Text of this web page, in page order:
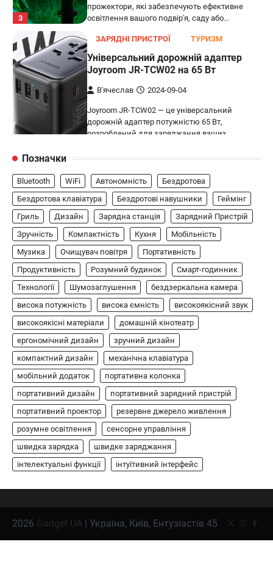
3
прожектори, які забезпечують ефективне
освітлення вашого подвір'я, саду або…
ЗАРЯДНІ ПРИСТРОЇ ТУРИЗМ
Універсальний дорожній адаптер
Joyroom JR-TCW02 на 65 Вт
В'ячеслав 2024-09-04
Joyroom JR-TCW02 — це універсальний
дорожній адаптер потужністю 65 Вт,
розроблений для заряджання ваших
5
Бездротовий контролер 8BitDo Lite
SE 2.4G для Xbox
В'ячеслав 2024-09-03
8BitDo Lite SE 2.4G — це компактний
бездротовий контролер, розроблений
спеціально для Xbox. Завдяки своєму…
1
АУДІО КОЛОНКИ
Бездротова колонка LG XBOOM Go
XG2T
В'ячеслав 2024-09-07
LG XBOOM Go XG2T — це компактна
бездротова колонка, яка поєднує в собі
потужний звук…
2
ЗАРЯДНІ ПРИСТРОЇ
Портативна зарядна станція Yoshino
Power B330 SST
В'ячеслав 2024-09-06
Yoshino Power B330 SST — це
станція з твердотільною батареєю (SST) та…
Розумні сонячні прожектори AiDot
Linkind
Позначки
Bluetooth WiFi Автономність
Бездротова
Бездротова клавіатура
Бездротові навушники
Геймінг
Гриль
Дизайн Зарядна станція
Зарядний Пристрій
Зручність
Компактність Кухня
Мобільність
Музика
Очищувач повітря
Портативність
Продуктивність
Розумний будинок
Смарт-годинник
Технології
Шумозаглушення
бездзеркальна камера
висока потужність
висока ємність
високоякісний звук
високоякісні матеріали
домашній кінотеатр
ергономічний дизайн
зручний дизайн
компактний дизайн
механічна клавіатура
мобільний додаток
портативна колонка
портативний дизайн
портативний зарядний пристрій
портативний проектор
резервне джерело живлення
розумне освітлення
сенсорне управління
швидка зарядка
швидке заряджання
інтелектуальні функції
інтуїтивний інтерфейс
2026 Gadget UA | Україна, Київ, Ентузіастів 45 Twitter